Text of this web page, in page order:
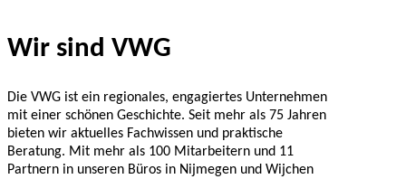
Wir sind VWG
Die VWG ist ein regionales, engagiertes Unternehmen
mit einer schönen Geschichte. Seit mehr als 75 Jahren
bieten wir aktuelles Fachwissen und praktische
Beratung. Mit mehr als 100 Mitarbeitern und 11
Partnern in unseren Büros in Nijmegen und Wijchen